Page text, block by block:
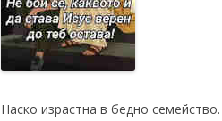
Наско израстна в бедно